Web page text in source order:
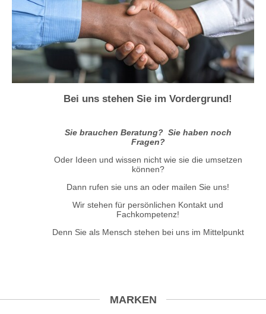
Bei uns stehen Sie im Vordergrund!
Sie brauchen Beratung? Sie haben noch
Fragen?
Oder Ideen und wissen nicht wie sie die umsetzen
können?
Dann rufen sie uns an oder mailen Sie uns!
Wir stehen für persönlichen Kontakt und
Fachkompetenz!
Denn Sie als Mensch stehen bei uns im Mittelpunkt
MARKEN